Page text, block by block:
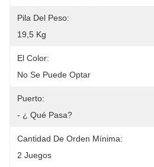
Pila Del Peso:
19,5 Kg
El Color:
No Se Puede Optar
Puerto:
- ¿ Qué Pasa?
Cantidad De Orden Mínima:
2 Juegos